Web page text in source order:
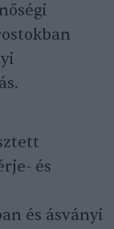
és
és ásványi